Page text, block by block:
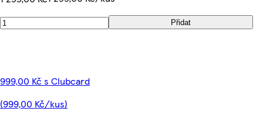
Přidat
999,00 Kč s Clubcard
(999,00 Kč/kus)